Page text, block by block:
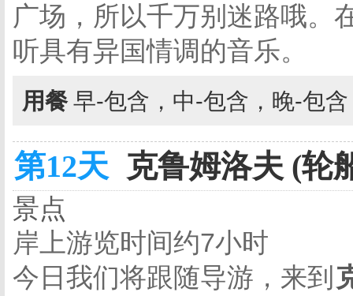
广场，所以千万别迷路哦。
听具有异国情调的音乐。
用餐 早-包含，中-包含，晚-包
第12天 克鲁姆洛夫 (轮
景点
岸上游览时间约7小时
今日我们将跟随导游，来到